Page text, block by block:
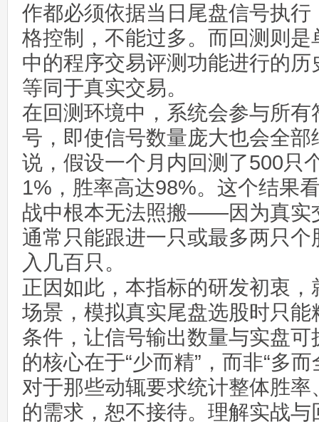
作都必须依据当日尾盘信号执
格控制，不能过多。而回测则
中的程序交易评测功能进行的
等同于真实交易。
在回测环境中，系统会参与所
号，即使信号数量庞大也会全
说，假设一个月内回测了500只
1%，胜率高达98%。这个结果
战中根本无法照搬——因为真实
通常只能跟进一只或最多两只
入几百只。
正因如此，本指标的研发初衷
场景，模拟真实尾盘选股时只
条件，让信号输出数量与实盘
的核心在于“少而精”，而非“多而
对于那些动辄要求统计整体胜
的需求，恕不接待。理解实战